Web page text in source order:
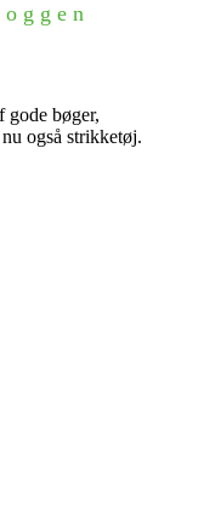
gode bøger,
også strikketøj.